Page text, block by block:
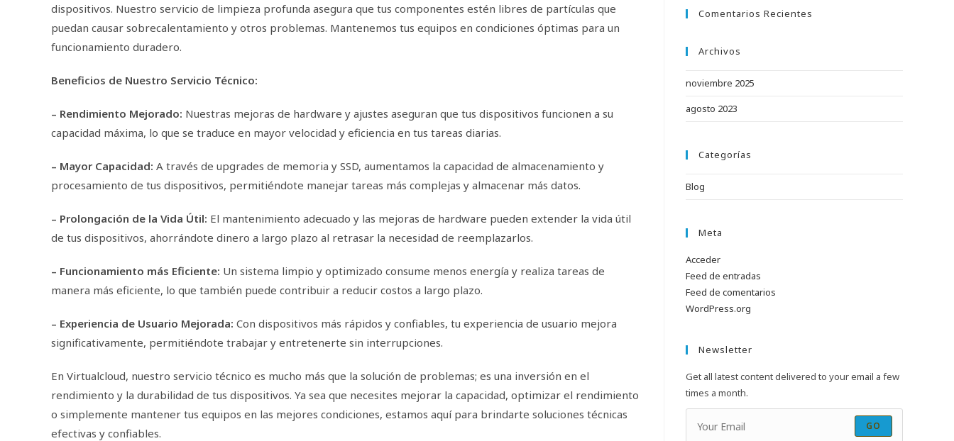
dispositivos. Nuestro servicio de limpieza profunda asegura que tus componentes estén libres de partículas que
puedan causar sobrecalentamiento y otros problemas. Mantenemos tus equipos en condiciones óptimas para un
funcionamiento duradero.
Beneficios de Nuestro Servicio Técnico:
– Rendimiento Mejorado: Nuestras mejoras de hardware y ajustes aseguran que tus dispositivos funcionen a su
capacidad máxima, lo que se traduce en mayor velocidad y eficiencia en tus tareas diarias.
– Mayor Capacidad: A través de upgrades de memoria y SSD, aumentamos la capacidad de almacenamiento y
procesamiento de tus dispositivos, permitiéndote manejar tareas más complejas y almacenar más datos.
– Prolongación de la Vida Útil: El mantenimiento adecuado y las mejoras de hardware pueden extender la vida útil
de tus dispositivos, ahorrándote dinero a largo plazo al retrasar la necesidad de reemplazarlos.
– Funcionamiento más Eficiente: Un sistema limpio y optimizado consume menos energía y realiza tareas de
manera más eficiente, lo que también puede contribuir a reducir costos a largo plazo.
– Experiencia de Usuario Mejorada: Con dispositivos más rápidos y confiables, tu experiencia de usuario mejora
significativamente, permitiéndote trabajar y entretenerte sin interrupciones.
En Virtualcloud, nuestro servicio técnico es mucho más que la solución de problemas; es una inversión en el
rendimiento y la durabilidad de tus dispositivos. Ya sea que necesites mejorar la capacidad, optimizar el rendimiento
o simplemente mantener tus equipos en las mejores condiciones, estamos aquí para brindarte soluciones técnicas
efectivas y confiables.
Comentarios Recientes
Archivos
noviembre 2025
agosto 2023
Categorías
Blog
Meta
Acceder
Feed de entradas
Feed de comentarios
WordPress.org
Newsletter
Get all latest content delivered to your email a few
times a month.
GO